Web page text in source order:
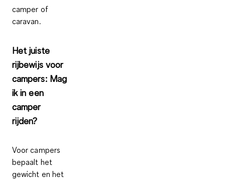
camper of
caravan.
Het juiste
rijbewijs voor
campers: Mag
ik in een
camper
rijden?
Voor campers
bepaalt het
gewicht en het